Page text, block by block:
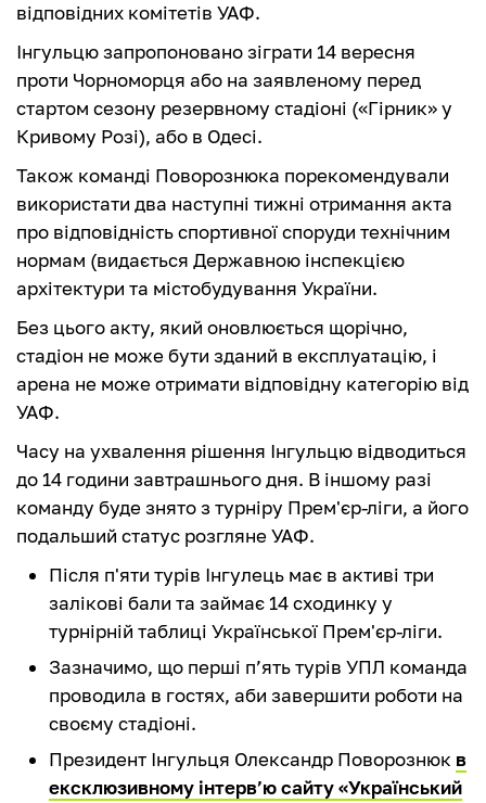
відповідних комітетів УАФ.
Інгульцю запропоновано зіграти 14 вересня
проти Чорноморця або на заявленому перед
стартом сезону резервному стадіоні («Гірник» у
Кривому Розі), або в Одесі.
Також команді Поворознюка порекомендували
використати два наступні тижні отримання акта
про відповідність спортивної споруди технічним
нормам (видається Державною інспекцією
архітектури та містобудування України.
Без цього акту, який оновлюється щорічно,
стадіон не може бути зданий в експлуатацію, і
арена не може отримати відповідну категорію від
УАФ.
Часу на ухвалення рішення Інгульцю відводиться
до 14 години завтрашнього дня. В іншому разі
команду буде знято з турніру Прем'єр-ліги, а його
подальший статус розгляне УАФ.
Після п'яти турів Інгулець має в активі три
залікові бали та займає 14 сходинку у
турнірній таблиці Української Прем'єр-ліги.
Зазначимо, що перші п’ять турів УПЛ команда
проводила в гостях, аби завершити роботи на
своєму стадіоні.
Президент Інгульця Олександр Поворознюк в
ексклюзивному інтерв’ю сайту «Український